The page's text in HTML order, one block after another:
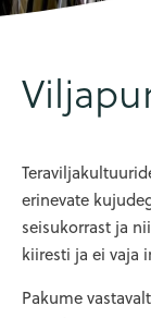
erinevate
seisukorrast ja
kiiresti ja ei vaja
Pakume